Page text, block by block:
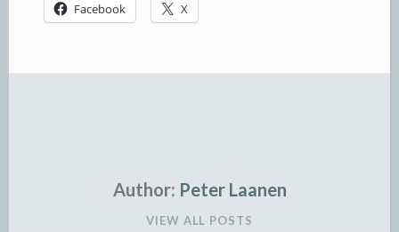
Facebook X
Author: Peter Laanen
VIEW ALL POSTS